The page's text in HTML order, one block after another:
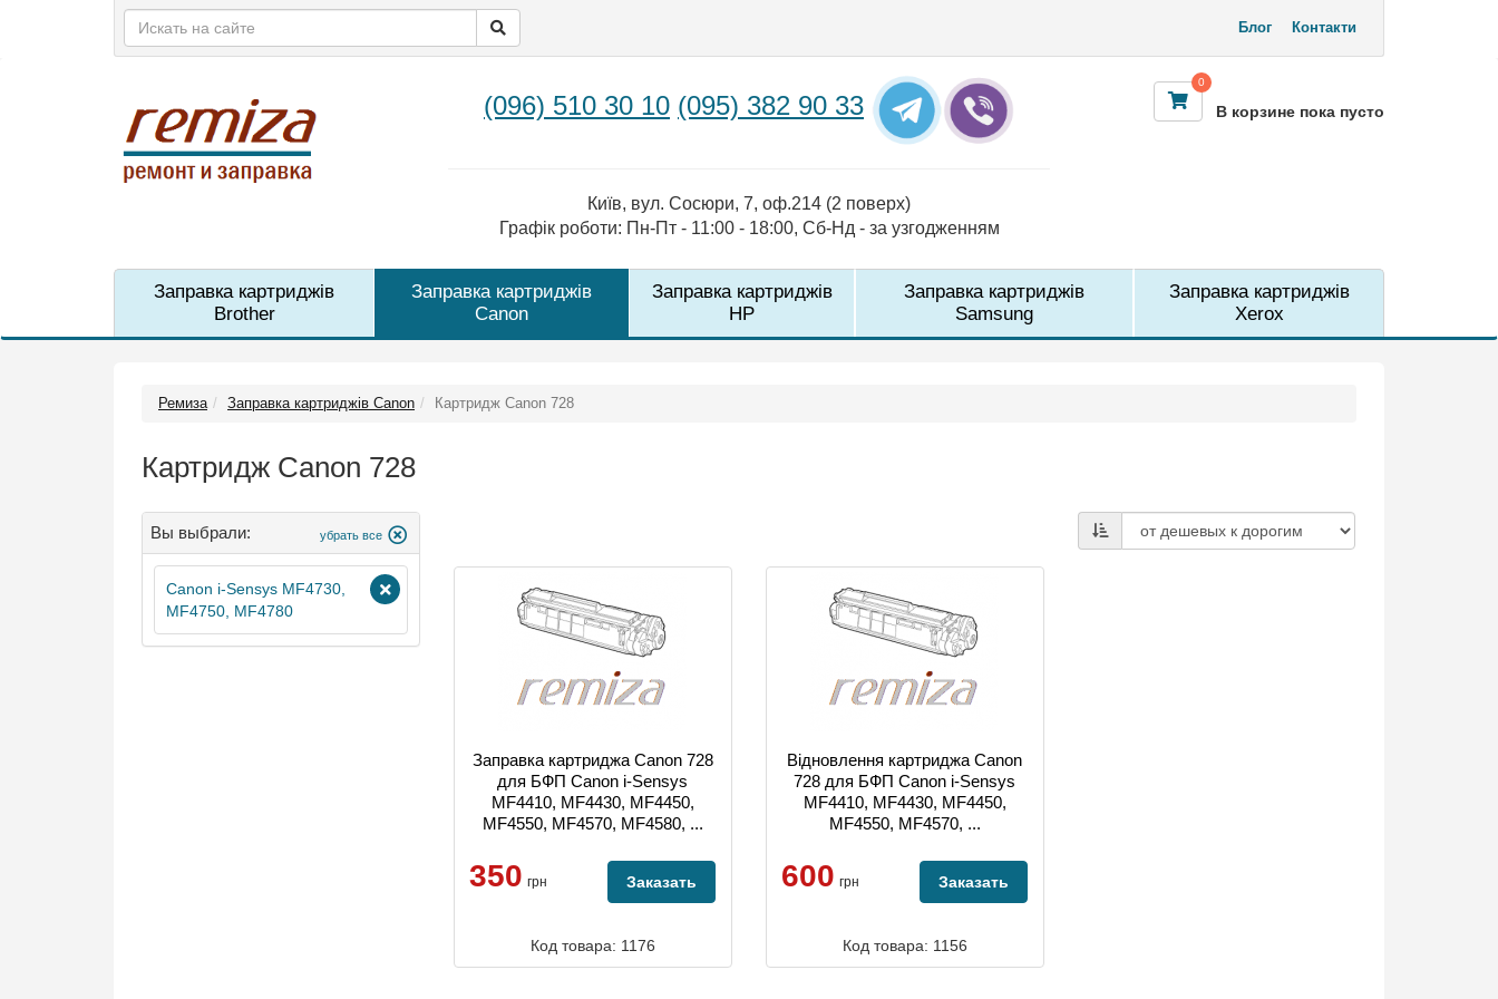
Блог Контакти
(096) 510 30 10 (095) 382 90 33
Київ, вул. Сосюри, 7, оф.214 (2 поверх)
Графік роботи: Пн-Пт - 11:00 - 18:00, Сб-Нд - за узгодженням
0
В корзине пока пусто
Заправка картриджів
Brother
Заправка картриджів
Canon
Заправка картриджів
HP
Заправка картриджів
Samsung
Заправка картриджів
Xerox
Ремиза Заправка картриджів Canon Картридж Canon 728
Картридж Canon 728
Вы выбрали: убрать все
Canon i-Sensys MF4730,
MF4750, MF4780
Заправка картриджа Canon 728
для БФП Canon i-Sensys
MF4410, MF4430, MF4450,
MF4550, MF4570, MF4580, ...
350 грн Заказать
Код товара: 1176
Відновлення картриджа Canon
728 для БФП Canon i-Sensys
MF4410, MF4430, MF4450,
MF4550, MF4570, ...
600 грн Заказать
Код товара: 1156